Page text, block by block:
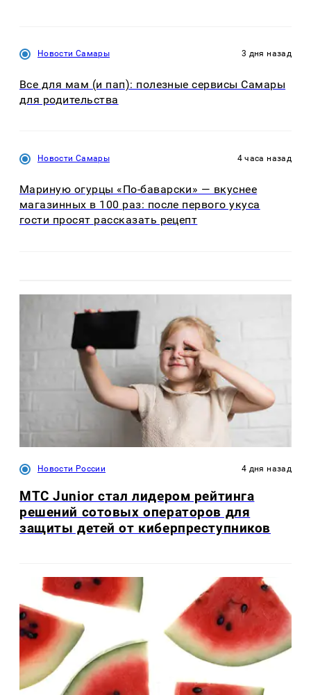
Новости Самары 3 дня назад
Все для мам (и пап): полезные сервисы Самары
для родительства
Новости Самары 4 часа назад
Мариную огурцы «По-баварски» — вкуснее
магазинных в 100 раз: после первого укуса
гости просят рассказать рецепт
Новости России 4 дня назад
МТС Junior стал лидером рейтинга
решений сотовых операторов для
защиты детей от киберпреступников